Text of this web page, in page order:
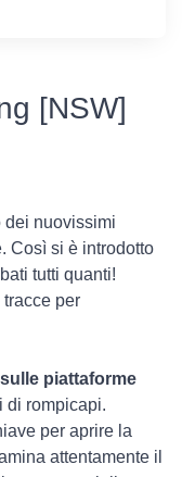
[NSW]
dei nuovissimi
Così si è introdotto
tutti quanti!
per
piattaforme
di rompicapi.
per aprire la
attentamente il